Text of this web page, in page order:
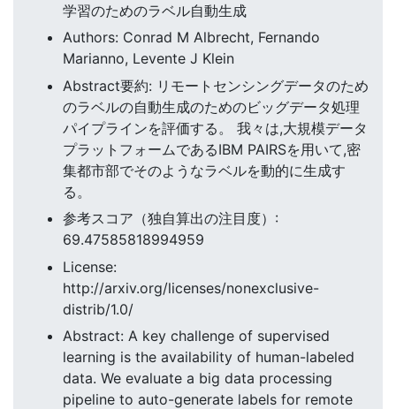
学習のためのラベル自動生成
Authors: Conrad M Albrecht, Fernando
Marianno, Levente J Klein
Abstract要約: リモートセンシングデータのため
のラベルの自動生成のためのビッグデータ処理
パイプラインを評価する。 我々は,大規模データ
プラットフォームであるIBM PAIRSを用いて,密
集都市部でそのようなラベルを動的に生成す
る。
参考スコア（独自算出の注目度）:
69.47585818994959
License:
http://arxiv.org/licenses/nonexclusive-
distrib/1.0/
Abstract: A key challenge of supervised
learning is the availability of human-labeled
data. We evaluate a big data processing
pipeline to auto-generate labels for remote